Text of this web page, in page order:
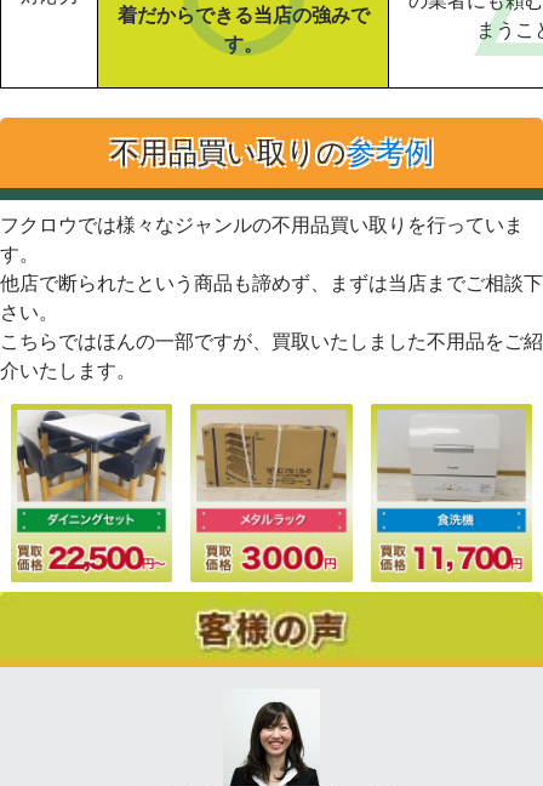
着だからできる当店の強みで
す。
まうこ
不用品買い取りの参考例
フクロウでは様々なジャンルの不用品買い取りを行っていま
す。
他店で断られたという商品も諦めず、まずは当店までご相談下
さい。
こちらではほんの一部ですが、買取いたしました不用品をご紹
介いたします。